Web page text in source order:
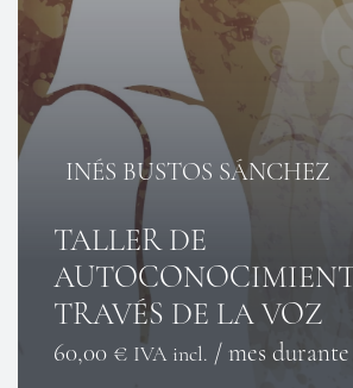
INÉS BUSTOS SÁNCHEZ
TALLER DE
TRAVÉS DE LA VOZ
60,00 € IVA incl. / mes durante